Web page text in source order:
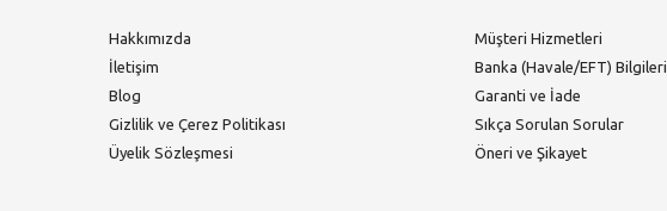
Hakkımızda
İletişim
Blog
Gizlilik ve Çerez Politikası
Üyelik Sözleşmesi
Müşteri Hizmetleri
Banka (Havale/EFT) Bilgileri
Garanti ve İade
Sıkça Sorulan Sorular
Öneri ve Şikayet